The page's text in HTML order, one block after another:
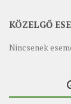
KÖZELGŐ
Nincsenek